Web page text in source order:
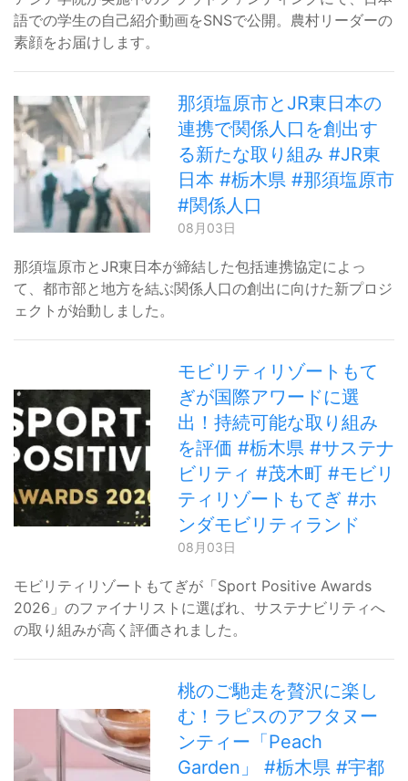
語での学生の自己紹介動画をSNSで公開。農村リーダーの
素顔をお届けします。
那須塩原市とJR東日本の
連携で関係人口を創出す
る新たな取り組み #JR東
日本 #栃木県 #那須塩原市
#関係人口
08月03日
那須塩原市とJR東日本が締結した包括連携協定によっ
て、都市部と地方を結ぶ関係人口の創出に向けた新プロジ
ェクトが始動しました。
モビリティリゾートもて
ぎが国際アワードに選
出！持続可能な取り組み
を評価 #栃木県 #サステナ
ビリティ #茂木町 #モビリ
ティリゾートもてぎ #ホ
ンダモビリティランド
08月03日
モビリティリゾートもてぎが「Sport Positive Awards
2026」のファイナリストに選ばれ、サステナビリティへ
の取り組みが高く評価されました。
桃のご馳走を贅沢に楽し
む！ラピスのアフタヌー
ンティー「Peach
Garden」 #栃木県 #宇都